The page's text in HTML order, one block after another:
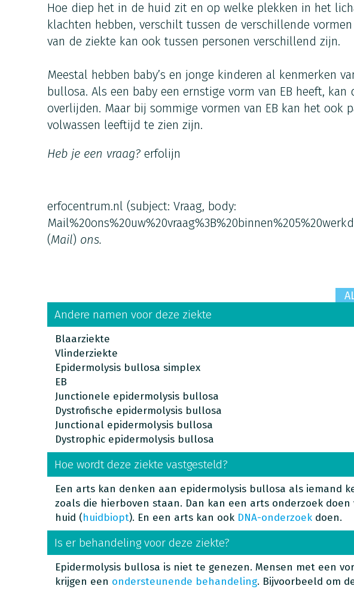
Hoe diep het in de huid zit en op welke plekken in het
klachten hebben, verschilt tussen de verschillende vormen
van de ziekte kan ook tussen personen verschillend zijn.
Meestal hebben baby’s en jonge kinderen al kenmerken
bullosa. Als een baby een ernstige vorm van EB heeft, kan
overlijden. Maar bij sommige vormen van EB kan het ook
volwassen leeftijd te zien zijn.
Heb je een vraag? erfolijn
erfocentrum.nl (subject: Vraag, body:
(Mail) ons.
Andere namen voor deze ziekte
Blaarziekte
Vlinderziekte
Epidermolysis bullosa simplex
EB
Junctionele epidermolysis bullosa
Dystrofische epidermolysis bullosa
Junctional epidermolysis bullosa
Dystrophic epidermolysis bullosa
Hoe wordt deze ziekte vastgesteld?
Een arts kan denken aan epidermolysis bullosa als iemand
zoals die hierboven staan. Dan kan een arts onderzoek doen
huid (huidbiopt). En een arts kan ook DNA-onderzoekdoen.
Is er behandeling voor deze ziekte?
Epidermolysis bullosa is niet te genezen. Mensen met een
krijgen een ondersteunende behandeling. Bijvoorbeeld om